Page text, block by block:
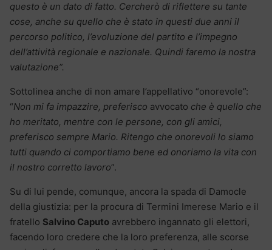
questo è un dato di fatto. Cercherò di riflettere su tante
cose, anche su quello che è stato in questi due anni il
percorso politico, l’evoluzione del partito e l’impegno
dell’attività regionale e nazionale. Quindi faremo la nostra
valutazione”.
Sottolinea anche di non amare l’appellativo “onorevole”:
“Non mi fa impazzire, preferisco avvocato che è quello che
ho meritato, mentre con le persone, con gli amici,
preferisco sempre Mario. Ritengo che onorevoli lo siamo
tutti quando ci comportiamo bene ed onoriamo la vita con
il nostro corretto lavoro”.
Su di lui pende, comunque, ancora la spada di Damocle
della giustizia: per la procura di Termini Imerese Mario e il
fratello Salvino Caputo avrebbero ingannato gli elettori,
facendo loro credere che la loro preferenza, alle scorse